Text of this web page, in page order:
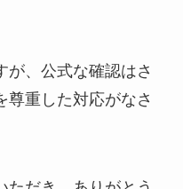
が、公式な確認はさ
尊重した対応がなさ